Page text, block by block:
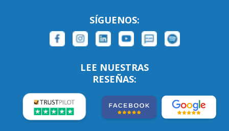
SÍGUENOS:
LEE NUESTRAS
RESEÑAS: